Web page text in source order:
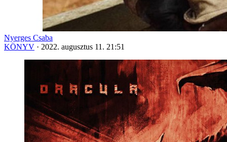
Nyerges Csaba
KÖNYV · 2022. augusztus 11. 21:51